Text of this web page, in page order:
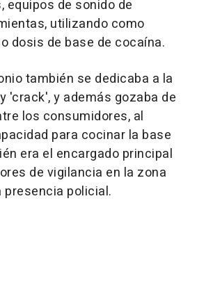
de sonido de
utilizando como
dosis de base de cocaína.
también se dedicaba a la
'crack', y además gozaba de
los consumidores, al
para cocinar la base
era el encargado principal
de vigilancia en la zona
presencia policial.